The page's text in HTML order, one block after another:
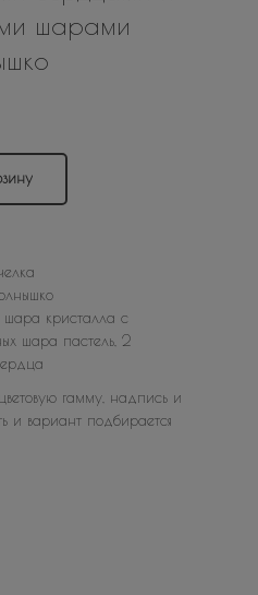
шарами
шара кристалла с
шара пастель, 2
гамму, надпись и
и вариант подбирается